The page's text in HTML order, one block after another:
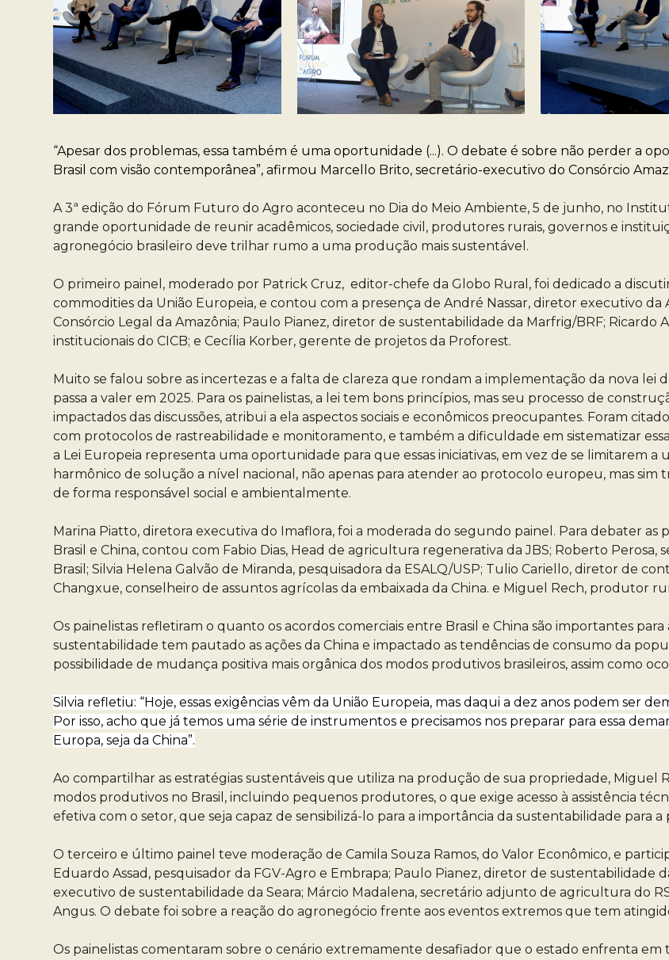
“Apesar dos problemas, essa também é uma oportunidade (...). O debate é sobre não perder a
Brasil com visão contemporânea”, afirmou Marcello Brito, secretário-executivo do Consórcio
A 3ª edição do Fórum Futuro do Agro aconteceu no Dia do Meio Ambiente, 5 de junho, no
grande oportunidade de reunir acadêmicos, sociedade civil, produtores rurais, governos e
agronegócio brasileiro deve trilhar rumo a uma produção mais sustentável.
O primeiro painel, moderado por Patrick Cruz, editor-chefe da Globo Rural, foi dedicado a
commodities da União Europeia, e contou com a presença de André Nassar, diretor executivo
Consórcio Legal da Amazônia; Paulo Pianez, diretor de sustentabilidade da Marfrig/BRF; Ricardo
institucionais do CICB; e Cecília Korber, gerente de projetos da Proforest.
Muito se falou sobre as incertezas e a falta de clareza que rondam a implementação da nova lei
passa a valer em 2025. Para os painelistas, a lei tem bons princípios, mas seu processo de
impactados das discussões, atribui a ela aspectos sociais e econômicos preocupantes. Foram
com protocolos de rastreabilidade e monitoramento, e também a dificuldade em sistematizar
a Lei Europeia representa uma oportunidade para que essas iniciativas, em vez de se limitarem
harmônico de solução a nível nacional, não apenas para atender ao protocolo europeu, mas
de forma responsável social e ambientalmente.
Marina Piatto, diretora executiva do Imaflora, foi a moderada do segundo painel. Para debater
Brasil e China, contou com Fabio Dias, Head de agricultura regenerativa da JBS; Roberto
Brasil; Silvia Helena Galvão de Miranda, pesquisadora da ESALQ/USP; Tulio Cariello, diretor de
Changxue, conselheiro de assuntos agrícolas da embaixada da China. e Miguel Rech, produtor
Os painelistas refletiram o quanto os acordos comerciais entre Brasil e China são importantes
sustentabilidade tem pautado as ações da China e impactado as tendências de consumo da
possibilidade de mudança positiva mais orgânica dos modos produtivos brasileiros, assim como
Silvia refletiu: “Hoje, essas exigências vêm da União Europeia, mas daqui a dez anos podem ser
Por isso, acho que já temos uma série de instrumentos e precisamos nos preparar para essa
Europa, seja da China”.
Ao compartilhar as estratégias sustentáveis que utiliza na produção de sua propriedade, Miguel
modos produtivos no Brasil, incluindo pequenos produtores, o que exige acesso à assistência
efetiva com o setor, que seja capaz de sensibilizá-lo para a importância da sustentabilidade para
O terceiro e último painel teve moderação de Camila Souza Ramos, do Valor Econômico, e
Eduardo Assad, pesquisador da FGV-Agro e Embrapa; Paulo Pianez, diretor de sustentabilidade
executivo de sustentabilidade da Seara; Márcio Madalena, secretário adjunto de agricultura do
Angus. O debate foi sobre a reação do agronegócio frente aos eventos extremos que tem
Os painelistas comentaram sobre o cenário extremamente desafiador que o estado enfrenta em